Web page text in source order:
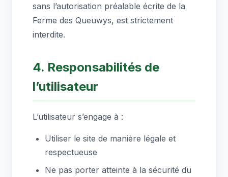
sans l’autorisation préalable écrite de la
Ferme des Queuwys, est strictement
interdite.
4. Responsabilités de
l’utilisateur
L’utilisateur s’engage à :
Utiliser le site de manière légale et
respectueuse
Ne pas porter atteinte à la sécurité du